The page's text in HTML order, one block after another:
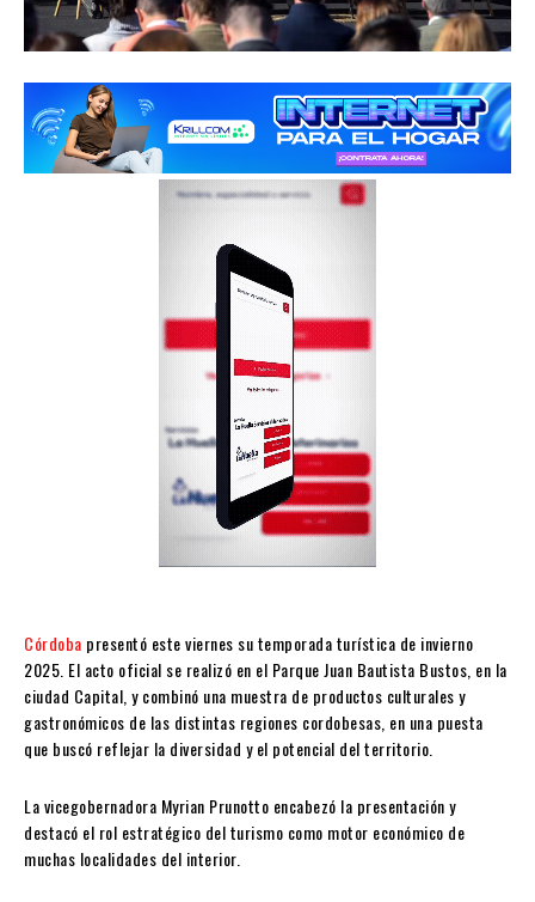
Córdoba presentó este viernes su temporada turística de invierno
2025. El acto oficial se realizó en el Parque Juan Bautista Bustos, en la
ciudad Capital, y combinó una muestra de productos culturales y
gastronómicos de las distintas regiones cordobesas, en una puesta
que buscó reflejar la diversidad y el potencial del territorio.
La vicegobernadora Myrian Prunotto encabezó la presentación y
destacó el rol estratégico del turismo como motor económico de
muchas localidades del interior.